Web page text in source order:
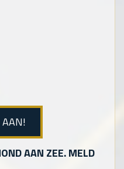
AAN!
AAN ZEE. MELD